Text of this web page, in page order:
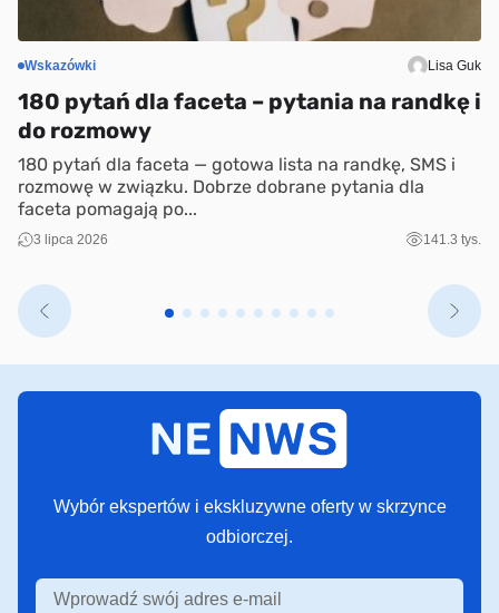
Wskazówki Lisa Guk
180 pytań dla faceta – pytania na randkę i
do rozmowy
180 pytań dla faceta — gotowa lista na randkę, SMS i
rozmowę w związku. Dobrze dobrane pytania dla
faceta pomagają po...
3 lipca 2026 141.3 tys.
Wybór ekspertów i ekskluzywne oferty w skrzynce
odbiorczej.